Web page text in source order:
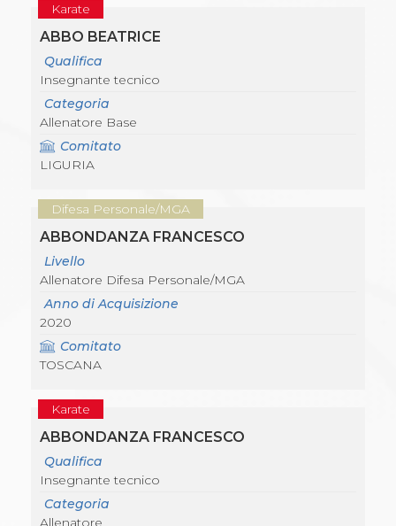
Karate
ABBO BEATRICE
Qualifica
Insegnante tecnico
Categoria
Allenatore Base
Comitato
LIGURIA
Difesa Personale/MGA
ABBONDANZA FRANCESCO
Livello
Allenatore Difesa Personale/MGA
Anno di Acquisizione
2020
Comitato
TOSCANA
Karate
ABBONDANZA FRANCESCO
Qualifica
Insegnante tecnico
Categoria